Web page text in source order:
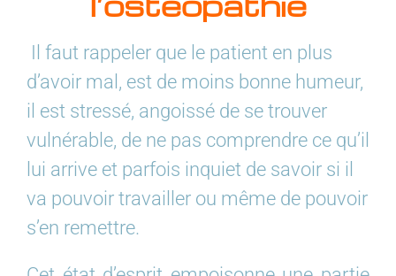
Il faut rappeler que le patient en plus
d’avoir mal, est de moins bonne humeur,
il est stressé, angoissé de se trouver
vulnérable, de ne pas comprendre ce qu’il
lui arrive et parfois inquiet de savoir si il
va pouvoir travailler ou même de pouvoir
s’en remettre.